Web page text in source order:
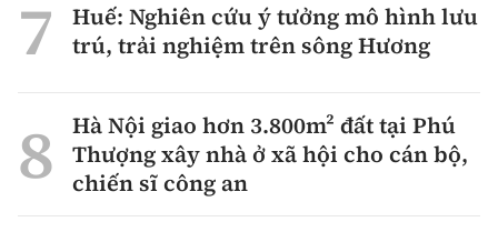
Huế: Nghiên cứu ý tưởng mô hình lưu
trú, trải nghiệm trên sông Hương
Hà Nội giao hơn 3.800m² đất tại Phú
Thượng xây nhà ở xã hội cho cán bộ,
chiến sĩ công an